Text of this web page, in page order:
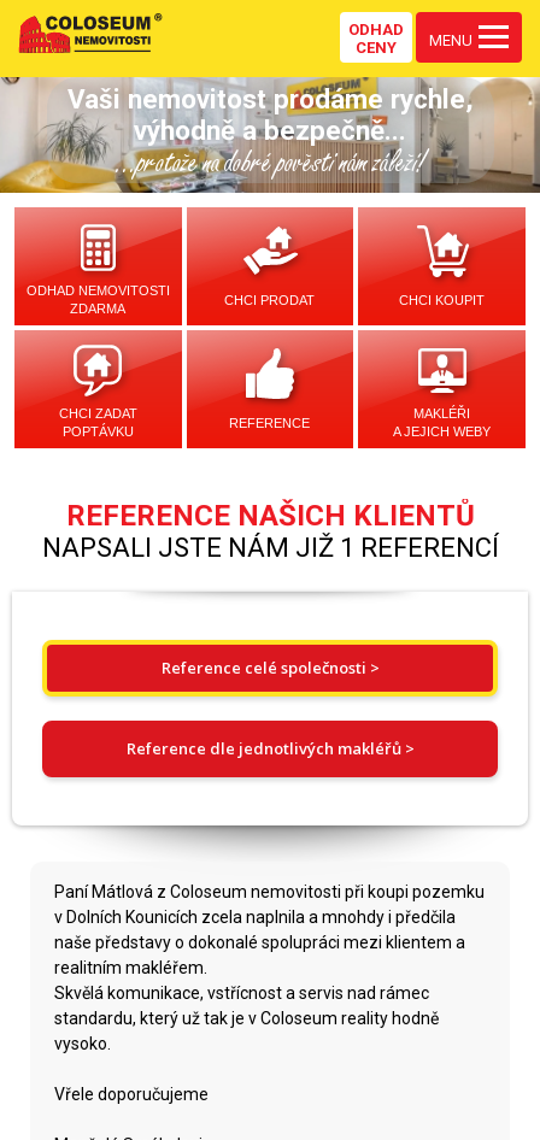
ODHAD
CENY
MENU
Vaši nemovitost prodáme rychle,
výhodně a bezpečně...
...protože na dobré pověsti nám záleží!
ODHAD NEMOVITOSTI
ZDARMA
CHCI PRODAT CHCI KOUPIT
CHCI ZADAT
POPTÁVKU
REFERENCE
MAKLÉŘI
A JEJICH WEBY
REFERENCE NAŠICH KLIENTŮ
NAPSALI JSTE NÁM JIŽ 1 REFERENCÍ
Reference celé společnosti >
Reference dle jednotlivých makléřů >
Paní Mátlová z Coloseum nemovitosti při koupi pozemku
v Dolních Kounicích zcela naplnila a mnohdy i předčila
naše představy o dokonalé spolupráci mezi klientem a
realitním makléřem.
Skvělá komunikace, vstřícnost a servis nad rámec
standardu, který už tak je v Coloseum reality hodně
vysoko.
Vřele doporučujeme